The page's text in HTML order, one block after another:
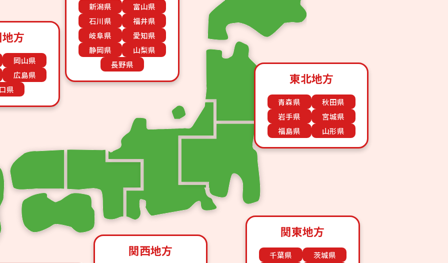
東北地方
青森県
秋田県
岩手県
宮城県
福島県
山形県
関東地方
千葉県
茨城県
新潟県
富山県
石川県
福井県
岐阜県
愛知県
静岡県
山梨県
長野県
関西地方
方
岡山県
広島県
県